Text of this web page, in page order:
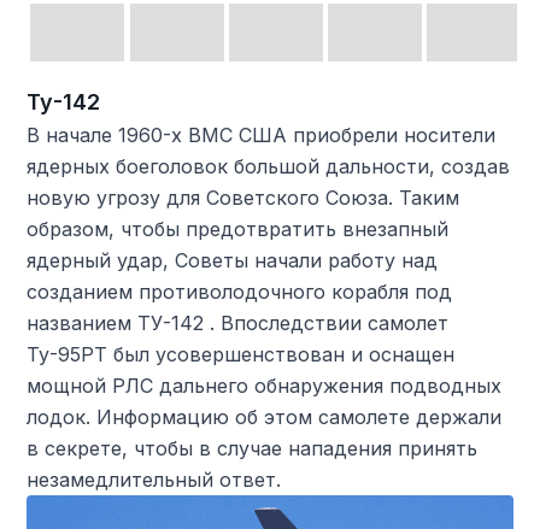
Ту-142
В начале 1960-х ВМС США приобрели носители
ядерных боеголовок большой дальности, создав
новую угрозу для Советского Союза. Таким
образом, чтобы предотвратить внезапный
ядерный удар, Советы начали работу над
созданием противолодочного корабля под
названием ТУ-142 . Впоследствии самолет
Ту-95РТ был усовершенствован и оснащен
мощной РЛС дальнего обнаружения подводных
лодок. Информацию об этом самолете держали
в секрете, чтобы в случае нападения принять
незамедлительный ответ.